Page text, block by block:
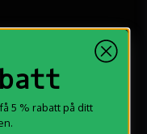
5 % rabatt på ditt